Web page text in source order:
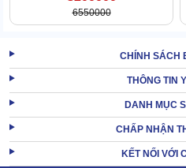
Mic sẽ thu lại giọng của người
nhận ở đầu đối diện.
Nút chỉnh âm lượng
6550000
CHÍNH SÁCH
THÔNG TIN
DANH MỤC
CHẤP NHẬN
KẾT NỐI VỚI